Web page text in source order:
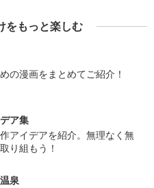
をもっと楽しむ
の漫画をまとめてご紹介！
ア集
アイデアを紹介。無理なく無
り組もう！
泉